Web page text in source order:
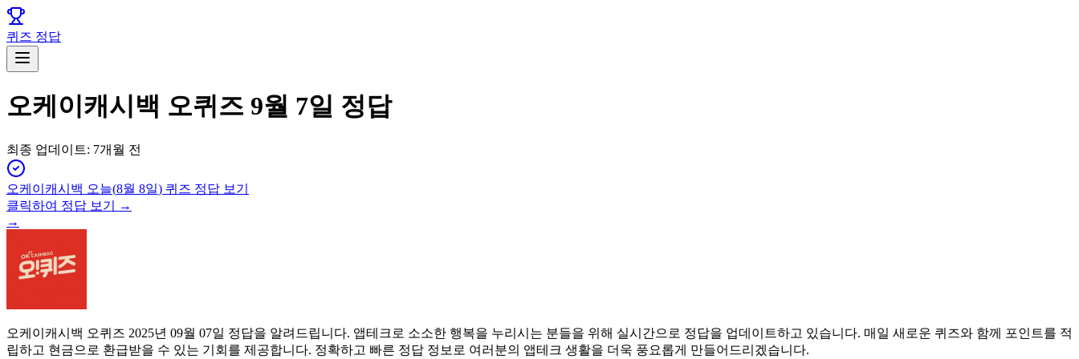
퀴즈 정답
오케이캐시백 오퀴즈 9월 7일 정답
최종 업데이트: 7개월 전
오케이캐시백 오늘(8월 8일) 퀴즈 정답 보기
클릭하여 정답 보기 →
→
오케이캐시백 오퀴즈 2025년 09월 07일 정답을 알려드립니다. 앱테크로 소소한 행복을 누리시는 분들을 위해 실시간으로 정답을 업데이트하고 있습니다. 매일 새로운 퀴즈와 함께 포인트를 적
립하고 현금으로 환급받을 수 있는 기회를 제공합니다. 정확하고 빠른 정답 정보로 여러분의 앱테크 생활을 더욱 풍요롭게 만들어드리겠습니다.